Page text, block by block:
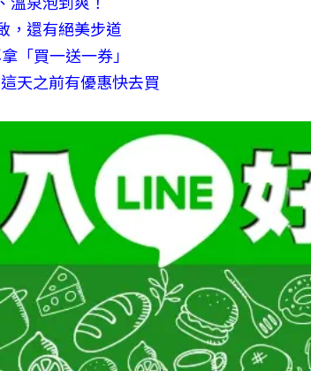
，還有絕美步道
「買一送一券」
天之前有優惠快去買